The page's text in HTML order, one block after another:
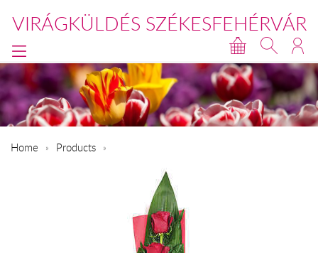
VIRÁGKÜLDÉS SZÉKESFEHÉRVÁR
Home Products